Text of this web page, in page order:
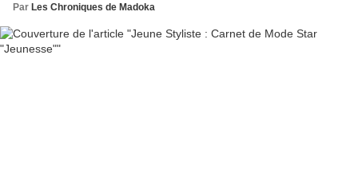
Par Les Chroniques de Madoka